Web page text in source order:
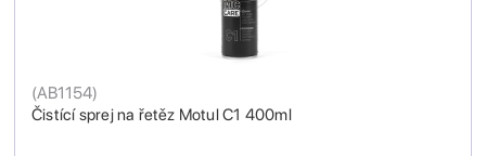
Čistící sprej na řetěz Motul C1 400ml
(AB1154)